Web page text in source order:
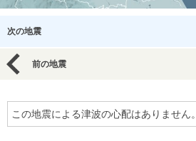
次の地震
前の地震
この地震による津波の心配はありません。